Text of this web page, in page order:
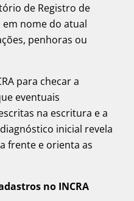
de Registro de
em nome do atual
penhoras ou
para checar a
eventuais
na escritura e a
inicial revela
frente e orienta as
no INCRA